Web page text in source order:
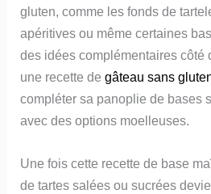
gluten, comme les fonds de
apéritives ou même certaines
des idées complémentaires côté
une recette degâteau sans
compléter sa panoplie de bases
avec des options moelleuses.
Une fois cette recette de base
de tartes salées ou sucrées